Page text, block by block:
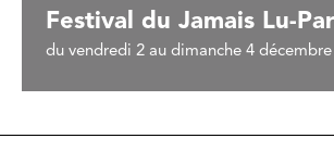
Festival du Jamais Lu-
du vendredi 2 au dimanche 4 décembre